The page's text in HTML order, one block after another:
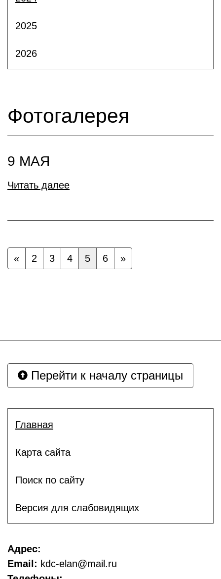
2025
2026
Фотогалерея
9 МАЯ
Читать далее
« 2 3 4 5 6 »
Перейти к началу страницы
Главная
Карта сайта
Поиск по сайту
Версия для слабовидящих
Адрес:
Email: kdc-elan@mail.ru